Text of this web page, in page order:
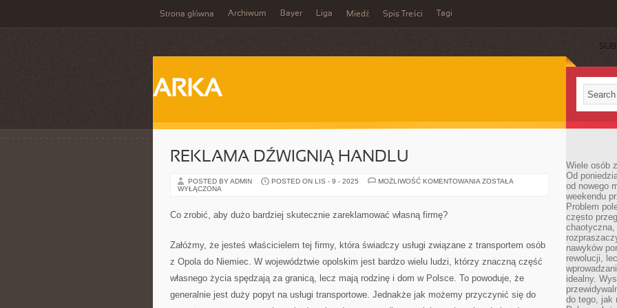
Strona główna Archiwum Bayer Liga Miedź Spis Treści Tagi
ARKA
REKLAMA DŹWIGNIĄ HANDLU
POSTED BY ADMIN POSTED ON LIS - 9 - 2025 MOŻLIWOŚĆ KOMENTOWANIA REKLAMA
ZOSTAŁA
WYŁĄCZONA
Co zrobić, aby dużo bardziej skutecznie zareklamować własną firmę?
Załóżmy, że jesteś właścicielem tej firmy, która świadczy usługi związane z transportem osób
z Opola do Niemiec. W województwie opolskim jest bardzo wielu ludzi, którzy znaczną część
własnego życia spędzają za granicą, lecz mają rodzinę i dom w Polsce. To powoduje, że
generalnie jest duży popyt na usługi transportowe. Jednakże jak możemy przyczynić się do
Wiele osób
Od
od nowego
weekendu
Problem
często
chaotyczna,
nawyków
rewolucji,
idealny.
do tego, jak